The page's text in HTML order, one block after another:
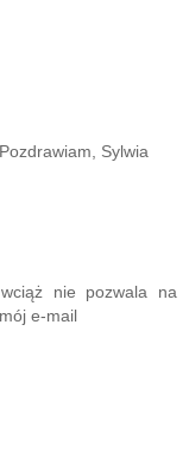
Sylwia
nie pozwala na
e-mail